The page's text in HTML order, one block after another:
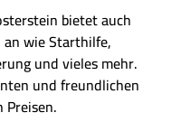
bietet auch
wie Starthilfe,
und vieles mehr.
und freundlichen
Preisen.